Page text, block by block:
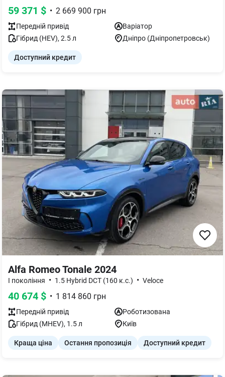
59 371 $ • 2 669 900 грн
Передній привід
Варіатор
Гібрид (HEV), 2.5л Дніпро (Дніпропетровськ)
Доступний кредит
Alfa Romeo Tonale 2024
I покоління • 1.5 Hybrid DCT (160 к.с.) • Veloce
40 674 $ • 1 814 860 грн
Передній привід
Роботизована
Гібрид (MHEV), 1.5л Київ
Краща ціна Остання пропозиція Доступний кредит